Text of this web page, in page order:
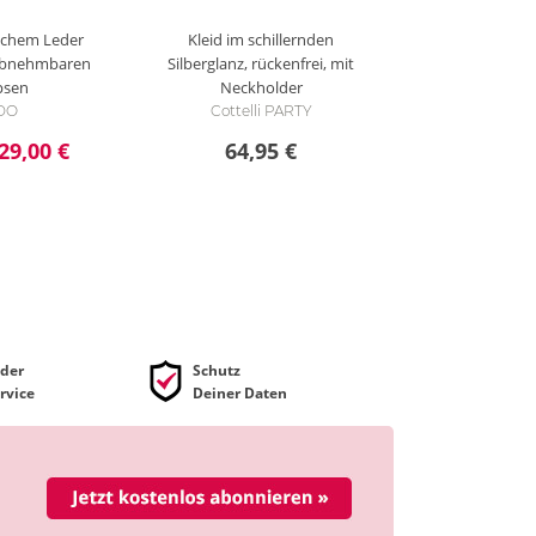
Leder
€
Kleid im schillernden
Silberglanz, rückenfrei, mit
Neckholder
Cottelli PARTY
64,95 €
Schutz
Deiner Daten